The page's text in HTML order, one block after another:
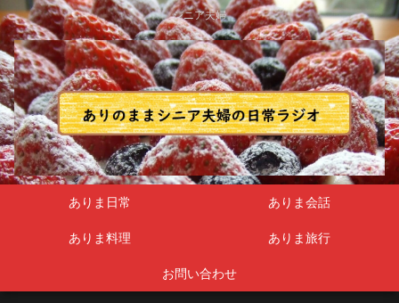
シニア夫婦
ありま日常 ありま会話
ありま料理 ありま旅行
お問い合わせ